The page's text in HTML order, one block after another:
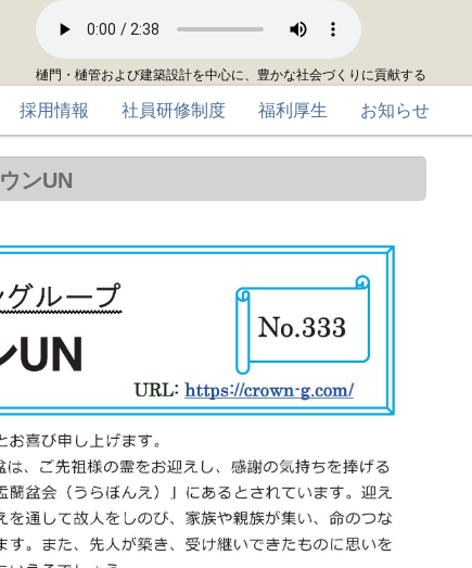
樋門・樋管および建築設計を中心に、豊かな社会づくりに貢献する
採用情報 社員研修制度 福利厚生 お知らせ
ウンUN